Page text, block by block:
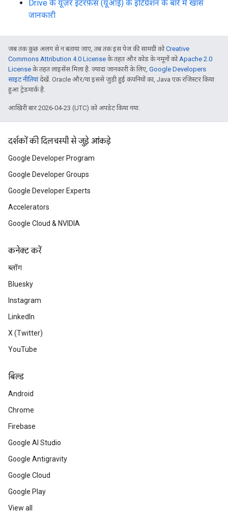
Drive के यूज़र इंटरफ़ेस (यूआई) के इंटिग्रेशन के बारे में खास
जानकारी
जब तक कुछ अलग से न बताया जाए, तब तक इस पेज की सामग्री कोCreative
Commons Attribution 4.0 License के तहत और कोड के नमूनों कोApache 2.0
License के तहत लाइसेंस मिला है. ज़्यादा जानकारी के लिए, Google Developers
साइट नीतियांदेखें. Oracle और/या इससे जुड़ी हुई कंपनियों का, Java एक रजिस्टर किया
हुआ ट्रेडमार्क है.
आखिरी बार 2026-04-23 (UTC) को अपडेट किया गया.
दर्शकों की दिलचस्पी से जुड़े आंकड़े
Google Developer Program
Google Developer Groups
Google Developer Experts
Accelerators
Google Cloud & NVIDIA
कनेक्ट करें
ब्लॉग
Bluesky
Instagram
LinkedIn
X (Twitter)
YouTube
बिल्ड
Android
Chrome
Firebase
Google AI Studio
Google Antigravity
Google Cloud
Google Play
View all